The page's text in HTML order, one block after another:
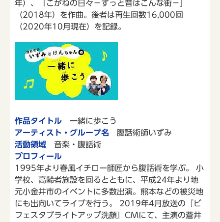
年）、「こがねの日々－ずっと昔はこんな街－」
（2018年）を作曲。後者は再生回数16,000回
（2020年10月現在）を記録。
作品タイトル 一緒に歩こう
アーティスト・グループ名 腹話術師いずみ
活動領域 音楽・腹話術
プロフィール
1995年より春風イチロー師匠から腹話術を学ぶ。 小
学校、高齢者施設を回るとともに、平成24年より地
元小金井市のイベントに多数出演。熊本などの被災地
にも出向いてライブを行う。 2019年4月放送の『ビ
フェスタブライトアップ洗顔』CMにて、主演の蒼井